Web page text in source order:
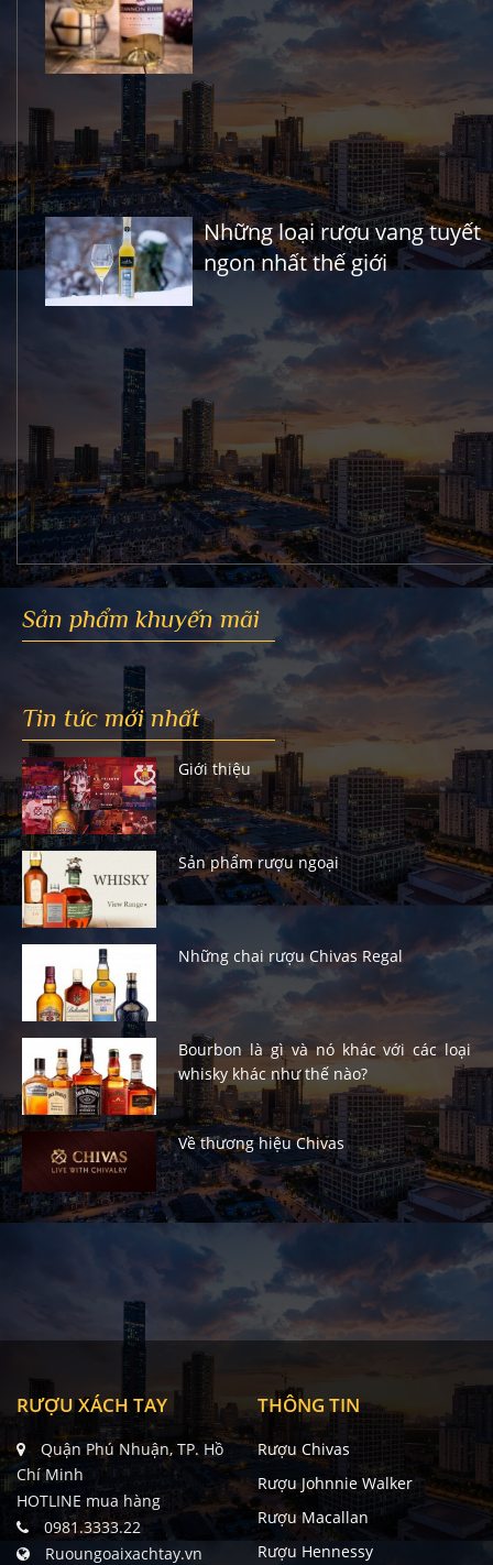
Những loại rượu vang tuyết
ngon nhất thế giới
Sản phẩm khuyến mãi
Tin tức mới nhất
Giới thiệu
Sản phẩm rượu ngoại
Những chai rượu Chivas Regal
Bourbon là gì và nó khác với các loại
whisky khác như thế nào?
Về thương hiệu Chivas
RƯỢU XÁCH TAY
Quận Phú Nhuận, TP. Hồ
Chí Minh
HOTLINE mua hàng
0981.3333.22
Ruoungoaixachtay.vn
THÔNG TIN
Rượu Chivas
Rượu Johnnie Walker
Rượu Macallan
Rượu Hennessy